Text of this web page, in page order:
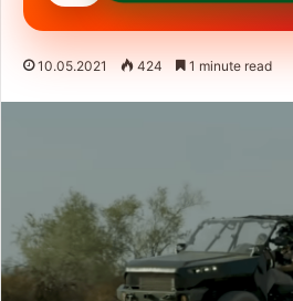
10.05.2021 424 1 minute read